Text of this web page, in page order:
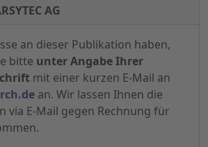
AG
an dieser Publikation haben,
bitte unter Angabe Ihrer
mit einer kurzen E-Mail an
an. Wir lassen Ihnen die
via E-Mail gegen Rechnung für